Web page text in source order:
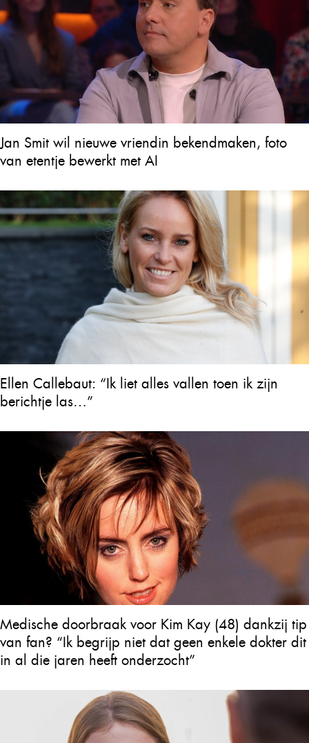
Jan Smit wil nieuwe vriendin bekendmaken, foto
van etentje bewerkt met AI
Ellen Callebaut: “Ik liet alles vallen toen ik zijn
berichtje las…”
Medische doorbraak voor Kim Kay (48) dankzij tip
van fan? “Ik begrijp niet dat geen enkele dokter dit
in al die jaren heeft onderzocht”